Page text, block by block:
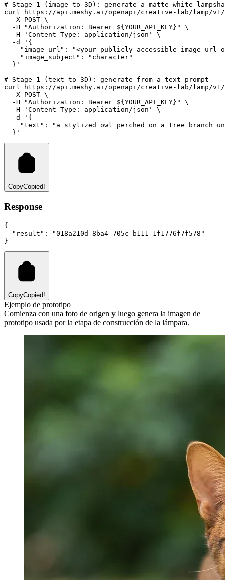
# Stage 1 (image-to-3D): generate a matte-white
curl
https://api.meshy.ai/openapi/creative-lab/lamp/
-X POST \
-H
"Authorization: Bearer ${YOUR_API_KEY}"
\
-H
'Content-Type: application/json'
\
-d
'{
"image_url": "<your publicly accessible image url
    "image_subject": "character"
  }'
# Stage 1 (text-to-3D): generate from a text prompt
curl
https://api.meshy.ai/openapi/creative-lab/lamp/
-X POST \
-H
"Authorization: Bearer ${YOUR_API_KEY}"
\
-H
'Content-Type: application/json'
\
-d
'{
"text": "a stylized owl perched on a tree branch
  }'
CopyCopied!
Response
{
"result" :
"018a210d-8ba4-705c-b111-1f1776f7f578"
}
CopyCopied!
Ejemplo de prototipo
Comienza con una foto de origen y luego genera la imagen de
prototipo usada por la etapa de construcción de la lámpara.